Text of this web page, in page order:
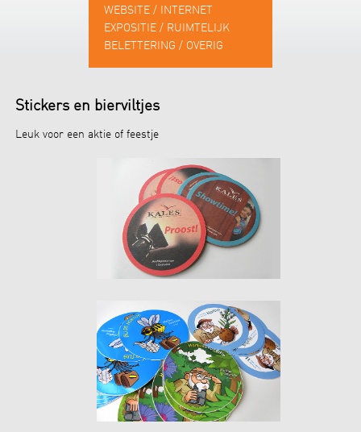
WEBSITE / INTERNET
EXPOSITIE / RUIMTELIJK
BELETTERING / OVERIG
Stickers en bierviltjes
Leuk voor een aktie of feestje